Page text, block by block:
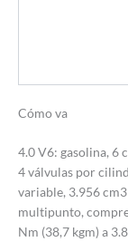
Cómo va
4.0 V6: gasolina, 6
4 válvulas por
variable, 3.956
multipunto,
Nm (38,7 kgm) a